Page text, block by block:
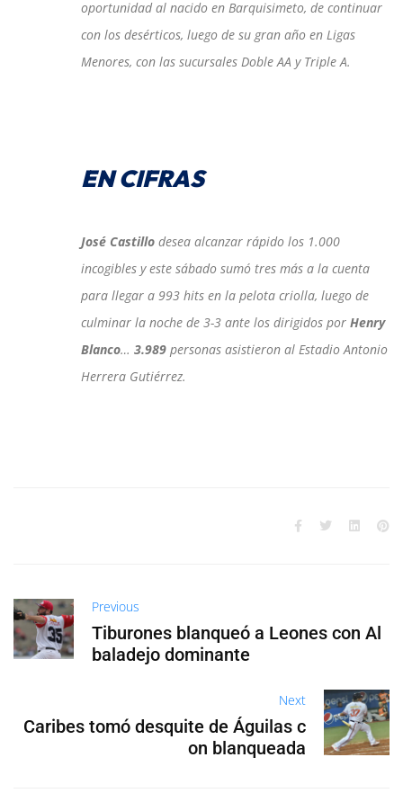
oportunidad al nacido en Barquisimeto, de continuar
con los desérticos, luego de su gran año en Ligas
Menores, con las sucursales Doble AA y Triple A.
EN CIFRAS
José Castillo desea alcanzar rápido los 1.000
incogibles y este sábado sumó tres más a la cuenta
para llegar a 993 hits en la pelota criolla, luego de
culminar la noche de 3-3 ante los dirigidos por Henry
Blanco… 3.989 personas asistieron al Estadio Antonio
Herrera Gutiérrez.
Previous
Tiburones blanqueó a Leones con Al
baladejo dominante
Next
Caribes tomó desquite de Águilas c
on blanqueada